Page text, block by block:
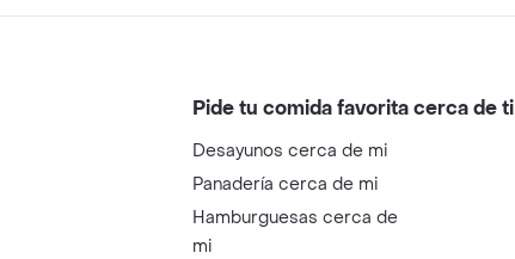
Pide tu comida favorita cerca de ti
Desayunos cerca de mi
Panadería cerca de mi
Hamburguesas cerca de
mi